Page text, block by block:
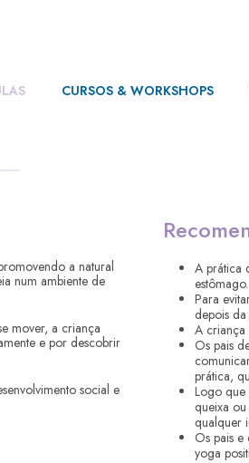
CURSOS & WORKSHOPS
a natural
num ambiente de
mover, a criança
e por descobrir
social e
A prática
estômago.
Para
depois
A criança
Os pais
prática,
Logo que
queixa
qualquer
Os pais
yoga